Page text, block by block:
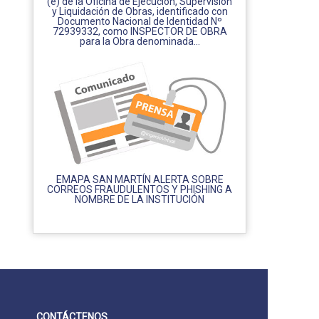
y Liquidación de Obras, identificado con
Documento Nacional de Identidad Nº
72939332, como INSPECTOR DE OBRA
para la Obra denominada...
EMAPA SAN MARTÍN ALERTA SOBRE
CORREOS FRAUDULENTOS Y PHISHING A
NOMBRE DE LA INSTITUCIÓN